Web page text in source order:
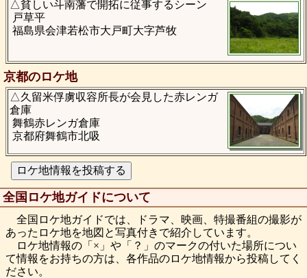
△貧しい斗南藩で開拓に従事するシーン
戸草平
福島県会津若松市大戸町大字芦牧
京都のロケ地
△久留米俘虜収容所長が会見した赤レンガ
倉庫
舞鶴赤レンガ倉庫
京都府舞鶴市北吸
全国ロケ地ガイドについて
全国ロケ地ガイドでは、ドラマ、映画、特撮番組の撮影が
あったロケ地を地図と写真付きで紹介しています。
ロケ地情報の「×」や「？」のマークの付いた場所につい
て情報をお持ちの方は、各作品のロケ地情報から投稿してく
ださい。